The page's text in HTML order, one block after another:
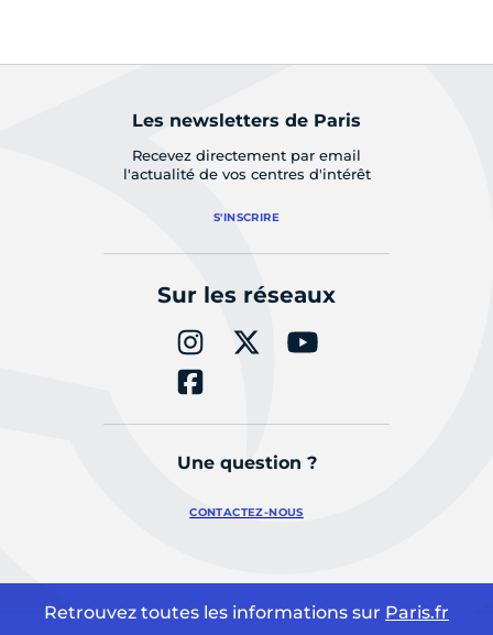
Les newsletters de Paris
Recevez directement par email
l'actualité de vos centres d'intérêt
S'INSCRIRE
Sur les réseaux
Une question ?
CONTACTEZ-NOUS
Retrouvez toutes les informations sur Paris.fr